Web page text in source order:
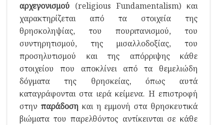
αρχεγονισμού (religious Fundamentalism) και
χαρακτηρίζεται από τα στοιχεία της
θρησκοληψίας, του πουριτανισμού, του
συντηρητισμού, της μισαλλοδοξίας, του
προσηλυτισμού και της απόρριψης κάθε
στοιχείου που αποκλίνει από τα θεμελιώδη
δόγματα της θρησκείας, όπως αυτά
καταγράφονται στα ιερά κείμενα. Η επιστροφή
στην παράδοσηκαι η εμμονή στα θρησκευτικά
βιώματα του παρελθόντος αντίκεινται σε κάθε